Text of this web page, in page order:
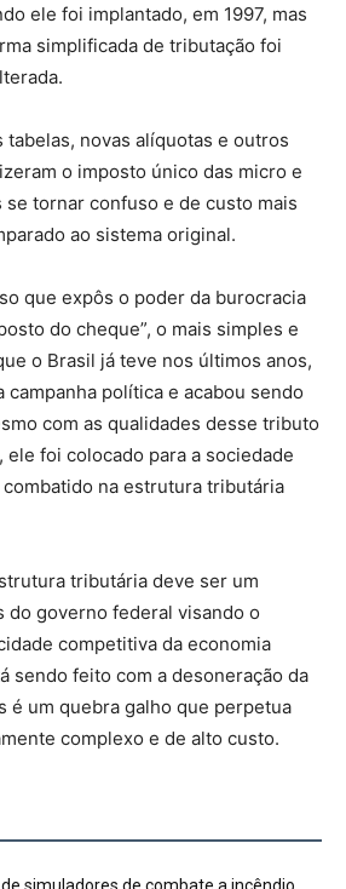
ele foi implantado, em 1997, mas
simplificada de tributação foi
tabelas, novas alíquotas e outros
o imposto único das micro e
se tornar confuso e de custo mais
ao sistema original.
que expôs o poder da burocracia
do cheque”, o mais simples e
o Brasil já teve nos últimos anos,
política e acabou sendo
com as qualidades desse tributo
ele foi colocado para a sociedade
na estrutura tributária
tributária deve ser um
do governo federal visando o
competitiva da economia
sendo feito com a desoneração da
é um quebra galho que perpetua
complexo e de alto custo.